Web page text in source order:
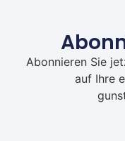
Abonnieren Sie
auf Ihre